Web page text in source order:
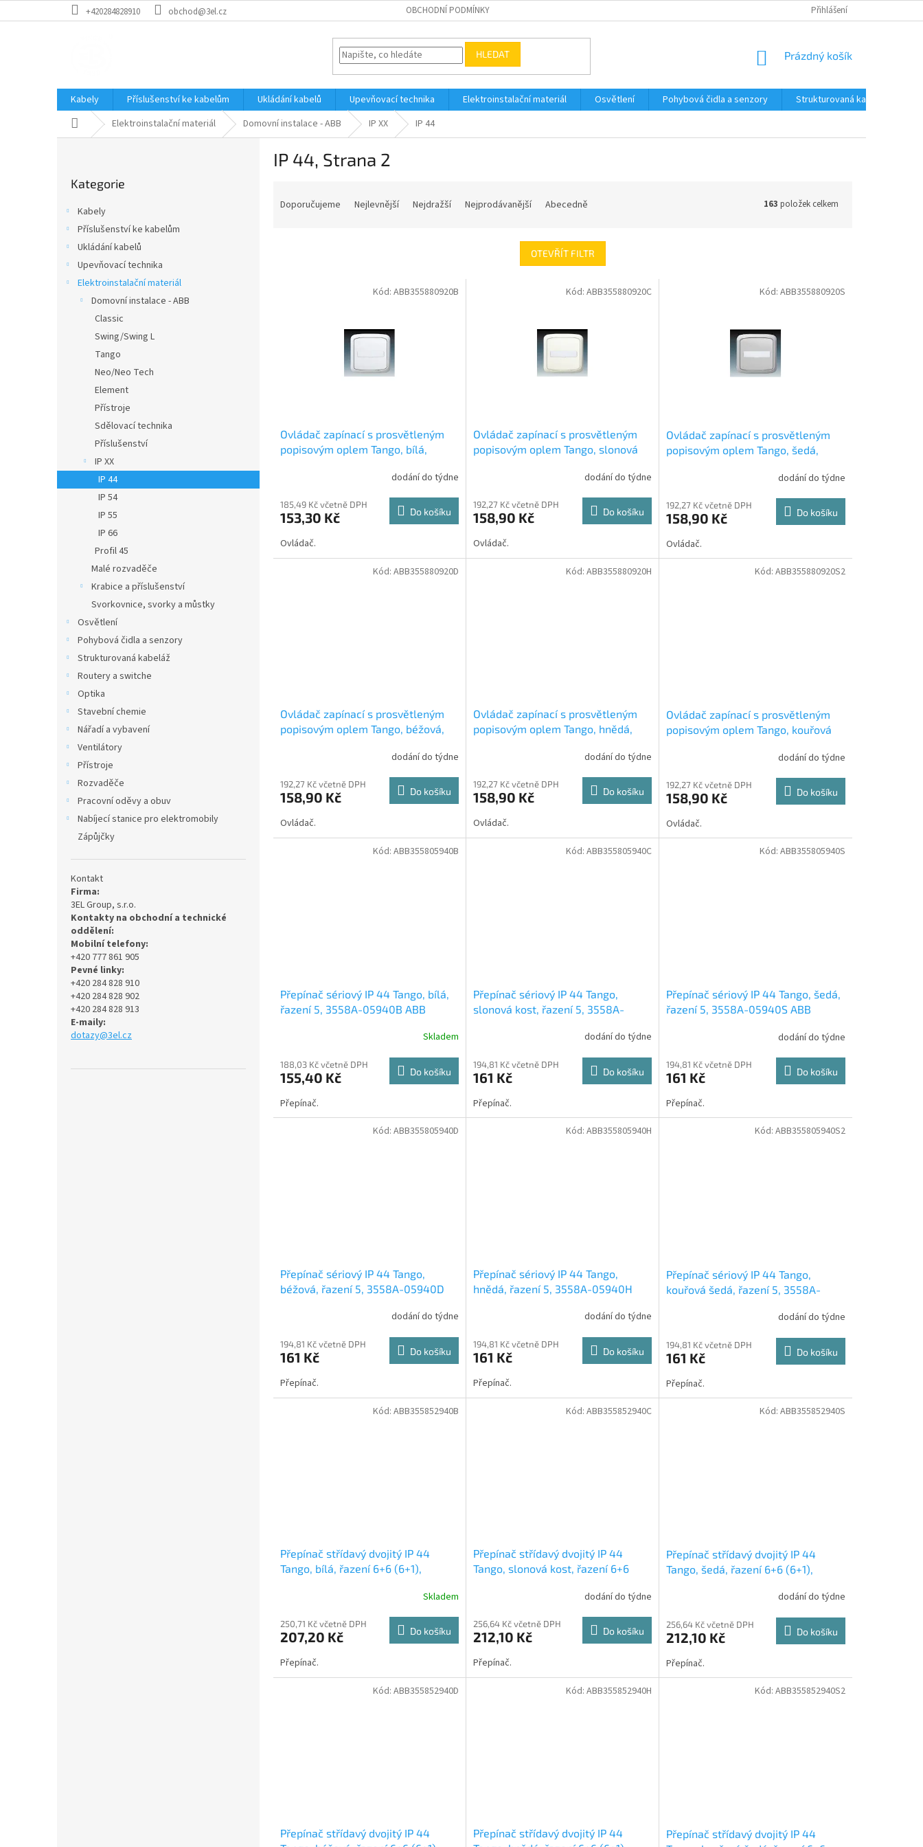
na
+420284828910 obchod@3el.cz OBCHODNÍ PODMÍNKY Přihlášení
HLEDAT
NÁKUPNÍ
Prázdný košík
Kabely Příslušenství ke kabelům Ukládání kabelů Upevňovací technika Elektroinstalační materiál Osvětlení Pohybová čidla a senzory Strukturovaná kabeláž
Domů Elektroinstalační materiál Domovní instalace - ABB IP XX IP 44
kategorie
Kategorie
Kabely
Příslušenství ke kabelům
Ukládání kabelů
Upevňovací technika
Elektroinstalační materiál
Domovní instalace - ABB
Classic
Swing/Swing L
Tango
Neo/Neo Tech
Element
Přístroje
Sdělovací technika
Příslušenství
IP XX
IP 44
IP 54
IP 55
IP 66
Profil 45
Malé rozvaděče
Krabice a příslušenství
Svorkovnice, svorky a můstky
Osvětlení
Pohybová čidla a senzory
Strukturovaná kabeláž
Routery a switche
Optika
Stavební chemie
Nářadí a vybavení
Ventilátory
Přístroje
Rozvaděče
Pracovní oděvy a obuv
Nabíjecí stanice pro elektromobily
Zápůjčky
Kontakt
Firma:
3EL Group, s.r.o.
Kontakty na obchodní a technické
oddělení:
Mobilní telefony:
+420 777 861 905
Pevné linky:
+420 284 828 910
+420 284 828 902
+420 284 828 913
E-maily:
dotazy@3el.cz
IP 44, Strana 2
Doporučujeme Nejlevnější Nejdražší Nejprodávanější Abecedně 163 položek celkem
OTEVŘÍT FILTR
Ovládač zapínací s prosvětleným
popisovým oplem Tango, bílá,
dodání do týdne
185,49 Kč včetně DPH
153,30 Kč Do košíku
Ovládač.
Kód: ABB355880920B
Ovládač zapínací s prosvětleným
popisovým oplem Tango, slonová
dodání do týdne
192,27 Kč včetně DPH
158,90 Kč Do košíku
Ovládač.
Kód: ABB355880920C
Ovládač zapínací s prosvětleným
popisovým oplem Tango, šedá,
dodání do týdne
192,27 Kč včetně DPH
158,90 Kč Do košíku
Ovládač.
Kód: ABB355880920S
Ovládač zapínací s prosvětleným
popisovým oplem Tango, béžová,
dodání do týdne
192,27 Kč včetně DPH
158,90 Kč Do košíku
Ovládač.
Kód: ABB355880920D
Ovládač zapínací s prosvětleným
popisovým oplem Tango, hnědá,
dodání do týdne
192,27 Kč včetně DPH
158,90 Kč Do košíku
Ovládač.
Kód: ABB355880920H
Ovládač zapínací s prosvětleným
popisovým oplem Tango, kouřová
dodání do týdne
192,27 Kč včetně DPH
158,90 Kč Do košíku
Ovládač.
Kód: ABB355880920S2
Přepínač sériový IP 44 Tango, bílá,
řazení 5, 3558A-05940B ABB
Skladem
188,03 Kč včetně DPH
155,40 Kč Do košíku
Přepínač.
Kód: ABB355805940B
Přepínač sériový IP 44 Tango,
slonová kost, řazení 5, 3558A-
dodání do týdne
194,81 Kč včetně DPH
161 Kč Do košíku
Přepínač.
Kód: ABB355805940C
Přepínač sériový IP 44 Tango, šedá,
řazení 5, 3558A-05940S ABB
dodání do týdne
194,81 Kč včetně DPH
161 Kč Do košíku
Přepínač.
Kód: ABB355805940S
Přepínač sériový IP 44 Tango,
béžová, řazení 5, 3558A-05940D
dodání do týdne
194,81 Kč včetně DPH
161 Kč Do košíku
Přepínač.
Kód: ABB355805940D
Přepínač sériový IP 44 Tango,
hnědá, řazení 5, 3558A-05940H
dodání do týdne
194,81 Kč včetně DPH
161 Kč Do košíku
Přepínač.
Kód: ABB355805940H
Přepínač sériový IP 44 Tango,
kouřová šedá, řazení 5, 3558A-
dodání do týdne
194,81 Kč včetně DPH
161 Kč Do košíku
Přepínač.
Kód: ABB355805940S2
Přepínač střídavý dvojitý IP 44
Tango, bílá, řazení 6+6 (6+1),
Skladem
250,71 Kč včetně DPH
207,20 Kč Do košíku
Přepínač.
Kód: ABB355852940B
Přepínač střídavý dvojitý IP 44
Tango, slonová kost, řazení 6+6
dodání do týdne
256,64 Kč včetně DPH
212,10 Kč Do košíku
Přepínač.
Kód: ABB355852940C
Přepínač střídavý dvojitý IP 44
Tango, šedá, řazení 6+6 (6+1),
dodání do týdne
256,64 Kč včetně DPH
212,10 Kč Do košíku
Přepínač.
Kód: ABB355852940S
Přepínač střídavý dvojitý IP 44
Kód: ABB355852940D
Přepínač střídavý dvojitý IP 44
Kód: ABB355852940H
Přepínač střídavý dvojitý IP 44
Kód: ABB355852940S2